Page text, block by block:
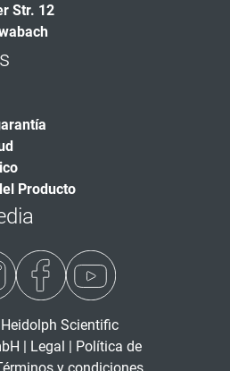
Str. 12
Producto
Scientific
| Legal | Política de